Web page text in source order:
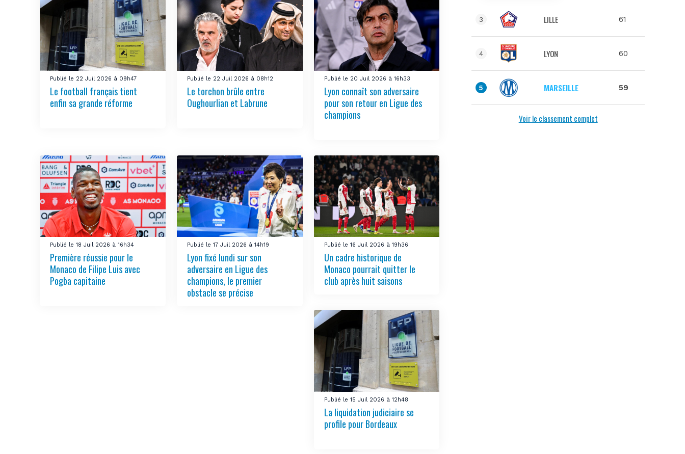
Publié le 22 Juil 2026 à 09h47
Le football français tient
enfin sa grande réforme
Publié le 22 Juil 2026 à 08h12
Le torchon brûle entre
Oughourlian et Labrune
Publié le 20 Juil 2026 à 16h33
Lyon connaît son adversaire
pour son retour en Ligue des
champions
Publié le 18 Juil 2026 à 16h34
Première réussie pour le
Monaco de Filipe Luis avec
Pogba capitaine
Publié le 17 Juil 2026 à 14h19
Lyon fixé lundi sur son
adversaire en Ligue des
champions, le premier
obstacle se précise
Publié le 16 Juil 2026 à 19h36
Un cadre historique de
Monaco pourrait quitter le
club après huit saisons
Publié le 15 Juil 2026 à 12h48
La liquidation judiciaire se
profile pour Bordeaux
3 LILLE 61
4 LYON 60
5 MARSEILLE 59
Voir le classement complet